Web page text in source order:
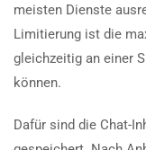
meisten Dienste
Limitierung ist die
gleichzeitig an einer
können.
Dafür sind die Chat-